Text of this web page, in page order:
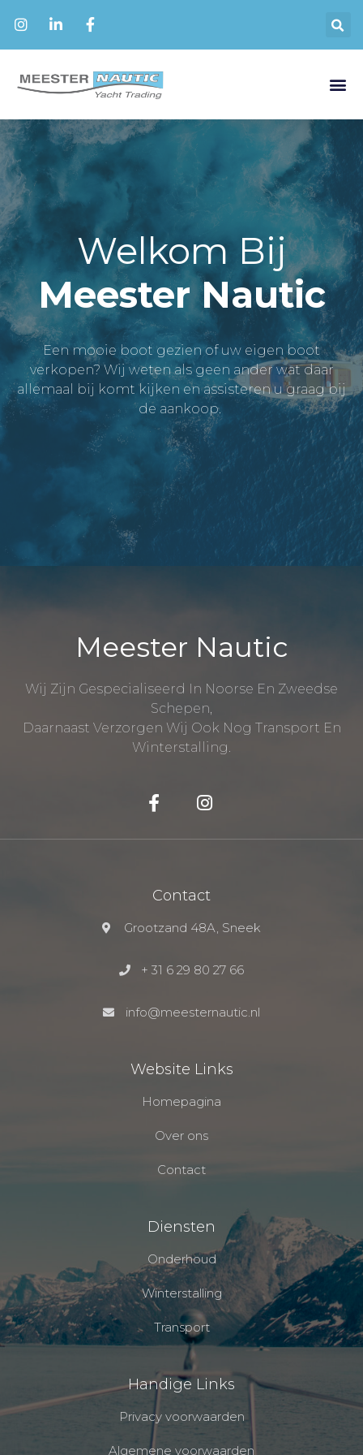
Welkom Bij
Meester Nautic
Een mooie boot gezien of uw eigen boot
verkopen? Wij weten als geen ander wat daar
allemaal bij komt kijken en assisteren u graag bij
de aankoop.
Meester Nautic
Wij Zijn Gespecialiseerd In Noorse En Zweedse
Schepen,
Daarnaast Verzorgen Wij Ook Nog Transport En
Winterstalling.
Contact
Grootzand 48A, Sneek
+ 31 6 29 80 27 66
info@meesternautic.nl
Website Links
Homepagina
Over ons
Contact
Diensten
Onderhoud
Winterstalling
Transport
Handige Links
Privacy voorwaarden
Algemene voorwaarden